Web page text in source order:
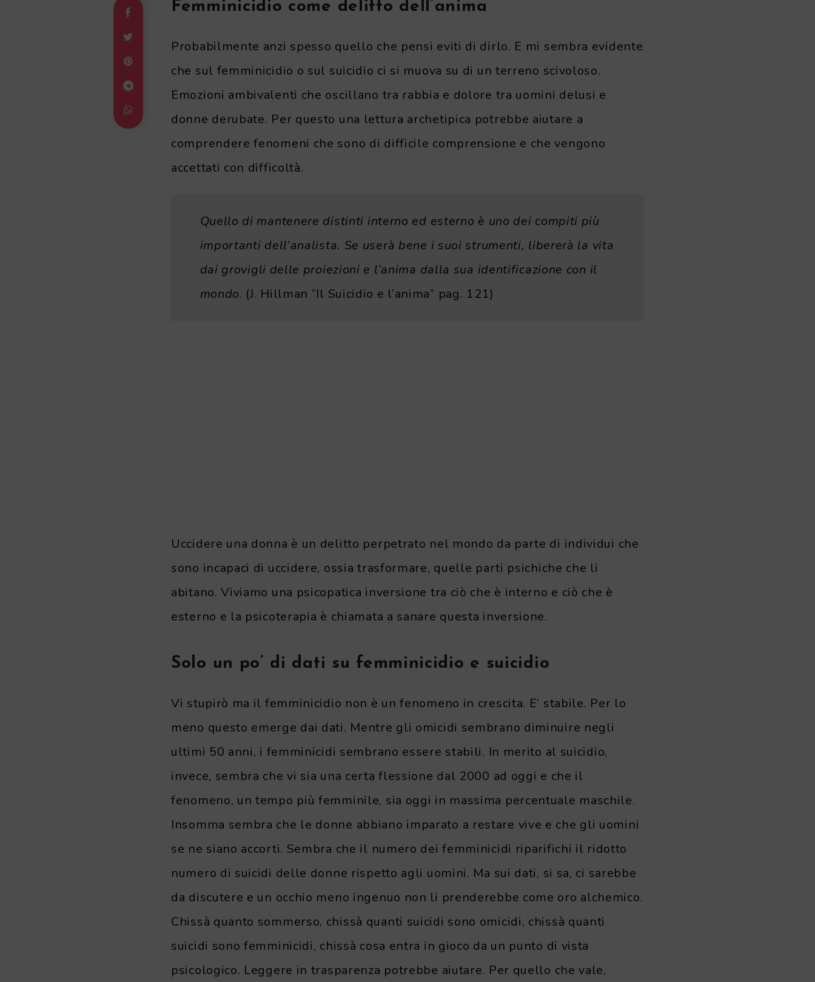
Femminicidio come delitto dell’anima
Probabilmente anzi spesso quello che pensi eviti di dirlo. E mi sembra evidente
che sul femminicidio o sul suicidio ci si muova su di un terreno scivoloso.
Emozioni ambivalenti che oscillano tra rabbia e dolore tra uomini delusi e
donne derubate. Per questo una lettura archetipica potrebbe aiutare a
comprendere fenomeni che sono di difficile comprensione e che vengono
accettati con difficoltà.
Quello di mantenere distinti interno ed esterno è uno dei compiti più
importanti dell’analista. Se userà bene i suoi strumenti, libererà la vita
dai grovigli delle proiezioni e l’anima dalla sua identificazione con il
mondo. (J. Hillman “Il Suicidio e l’anima” pag. 121)
Uccidere una donna è un delitto perpetrato nel mondo da parte di individui che
sono incapaci di uccidere, ossia trasformare, quelle parti psichiche che li
abitano. Viviamo una psicopatica inversione tra ciò che è interno e ciò che è
esterno e la psicoterapia è chiamata a sanare questa inversione.
Solo un po’ di dati su femminicidio e suicidio
Vi stupirò ma il femminicidio non è un fenomeno in crescita. E’ stabile. Per lo
meno questo emerge dai dati. Mentre gli omicidi sembrano diminuire negli
ultimi 50 anni, i femminicidi sembrano essere stabili. In merito al suicidio,
invece, sembra che vi sia una certa flessione dal 2000 ad oggi e che il
fenomeno, un tempo più femminile, sia oggi in massima percentuale maschile.
Insomma sembra che le donne abbiano imparato a restare vive e che gli uomini
se ne siano accorti. Sembra che il numero dei femminicidi riparifichi il ridotto
numero di suicidi delle donne rispetto agli uomini. Ma sui dati, si sa, ci sarebbe
da discutere e un occhio meno ingenuo non li prenderebbe come oro alchemico.
Chissà quanto sommerso, chissà quanti suicidi sono omicidi, chissà quanti
suicidi sono femminicidi, chissà cosa entra in gioco da un punto di vista
psicologico. Leggere in trasparenza potrebbe aiutare. Per quello che vale,